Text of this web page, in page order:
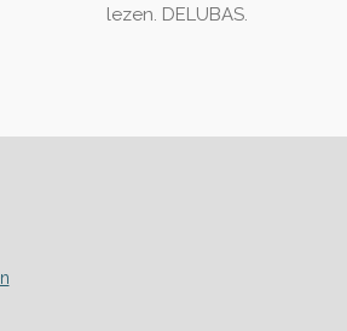
lezen. DELUBAS.